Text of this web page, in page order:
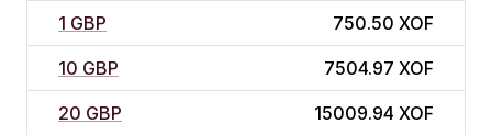
1 GBP 750.50 XOF
10 GBP 7504.97 XOF
20 GBP 15009.94 XOF